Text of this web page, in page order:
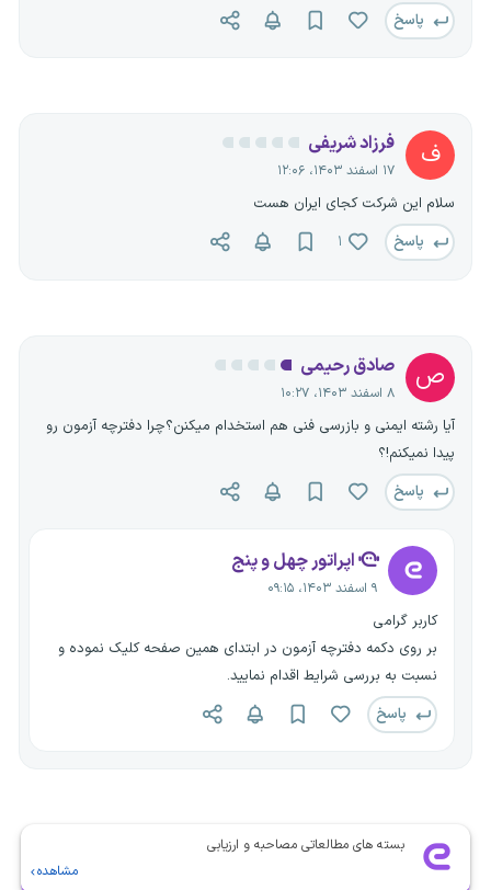
پاسخ
ف فرزاد شریفی
۱۷ اسفند ۱۴۰۳، ۱۲:۰۶
سلام این شرکت کجای ایران هست
پاسخ
۱
ص صادق رحیمی
۸ اسفند ۱۴۰۳، ۱۰:۲۷
آیا رشته ایمنی و بازرسی فنی هم استخدام میکنن؟چرا دفترچه آزمون رو
پیدا نمیکنم!؟
پاسخ
اپراتور چهل و پنج
۹ اسفند ۱۴۰۳، ۰۹:۱۵
کاربر گرامی
بر روی دکمه دفترچه آزمون در ابتدای همین صفحه کلیک نموده و
نسبت به بررسی شرایط اقدام نمایید.
پاسخ
بسته های مطالعاتی مصاحبه و ارزیابی
مشاهده